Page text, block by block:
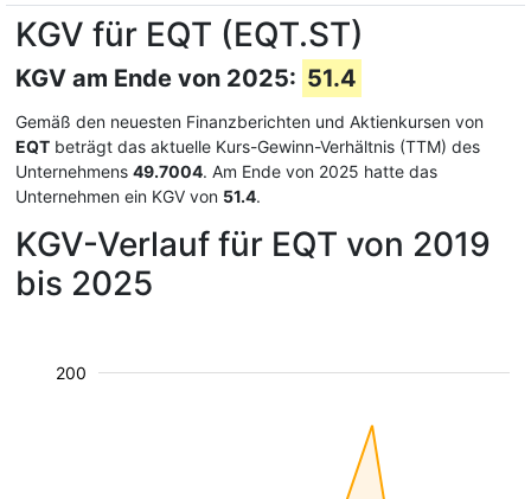
KGV für EQT (EQT.ST)
KGV am Ende von 2025: 51.4
Gemäß den neuesten Finanzberichten und Aktienkursen von
EQT beträgt das aktuelle Kurs-Gewinn-Verhältnis (TTM) des
Unternehmens 49.7004. Am Ende von 2025 hatte das
Unternehmen ein KGV von 51.4.
KGV-Verlauf für EQT von 2019
bis 2025
200